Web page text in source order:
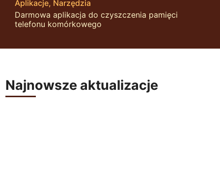
Aplikacje Narzędzia
Darmowa aplikacja do czyszczenia pamięci
telefonu komórkowego
Najnowsze aktualizacje